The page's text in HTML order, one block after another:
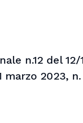
n.12 del
marzo 2023,